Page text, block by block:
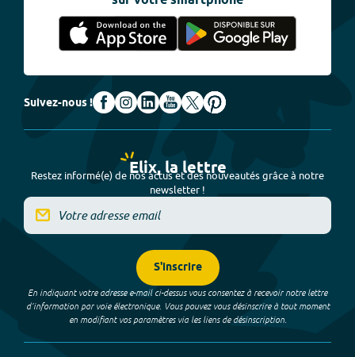
Suivez-nous !
Elix, la lettre
Restez informé(e) de nos actus et des nouveautés grâce à notre
newsletter !
S'inscrire
En indiquant votre adresse e-mail ci-dessus vous consentez à recevoir notre lettre
d’information par voie électronique. Vous pouvez vous désinscrire à tout moment
en modifiant vos paramètres via les liens de désinscription.